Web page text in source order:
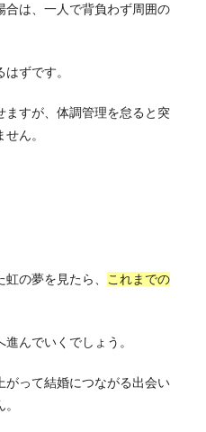
合は、一人で背負わず周囲の
ずです。
ますが、体調管理を怠ると突
ん。
の夢を見たら、
これまでの
んでいくでしょう。
がって結婚につながる出会い